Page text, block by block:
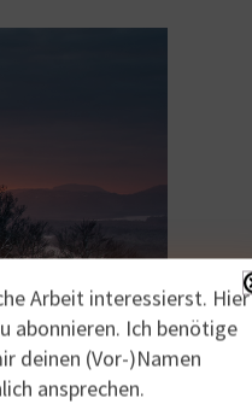
Arbeit interessierst. Hier
abonnieren. Ich benötige
deinen (Vor-)Namen
ansprechen.